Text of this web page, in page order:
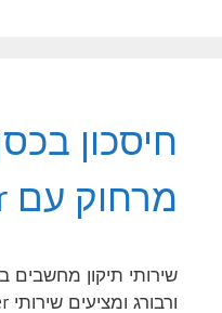
חיסכון
מרחוק עם TeamViewer
שירותי תיקון